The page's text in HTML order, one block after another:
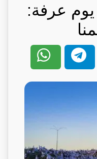
يوم عرفة: